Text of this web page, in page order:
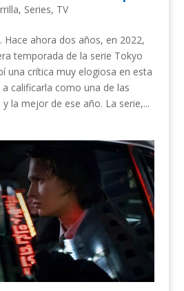
, Series, TV
Hace ahora dos años, en 2022,
temporada de la serie Tokyo
una crítica muy elogiosa en esta
calificarla como una de las
la mejor de ese año. La serie,...